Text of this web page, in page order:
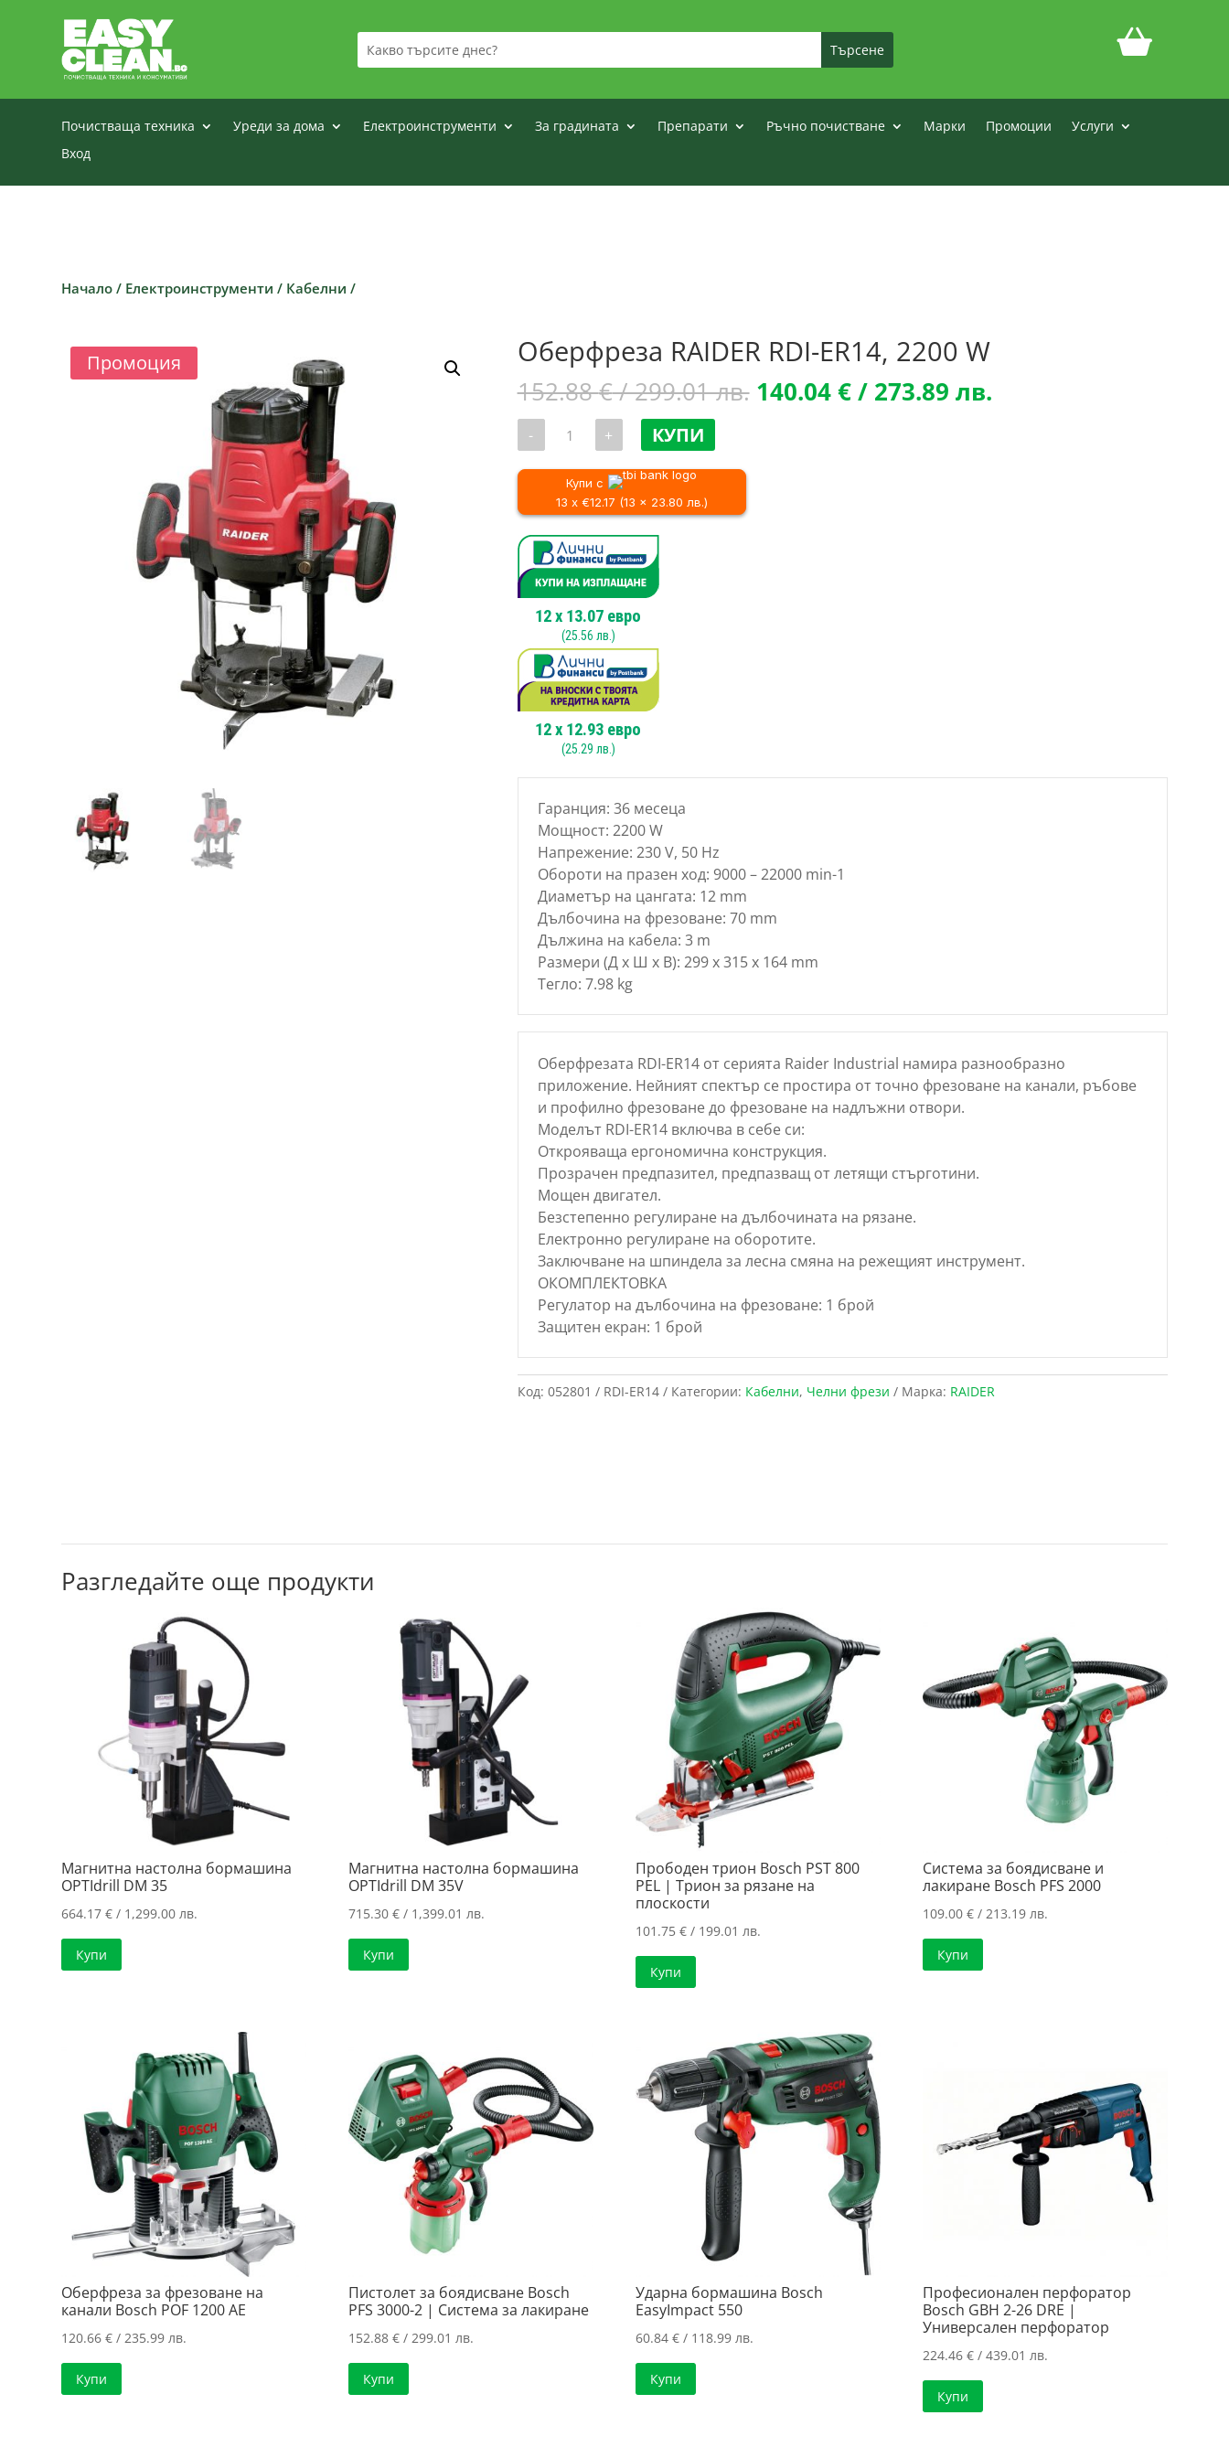
Почистваща техника Уреди за дома Електроинструменти За градината Препарати Ръчно почистване Марки Промоции
Услуги
Вход
Начало / Електроинструменти / Кабелни /
Промоция Оберфреза RAIDER RDI-ER14, 2200 W
152.88€/ 299.01 лв. Original
140.04€/ 273.89 лв.Текущата
- количество
Оберфреза
RAIDER
RDI-
ER14,
2200
+ КУПИ
Купи с
13 x €12.17 (13 x 23.80 лв.)
12x 13.07 евро
(25.56 лв.)
12x 12.93 евро
(25.29 лв.)
Гаранция: 36 месеца
Мощност: 2200 W
Напрежение: 230 V, 50 Hz
Обороти на празен ход: 9000 – 22000 min-1
Диаметър на цангата: 12 mm
Дълбочина на фрезоване: 70 mm
Дължина на кабела: 3 m
Размери (Д х Ш х В): 299 x 315 x 164 mm
Тегло: 7.98 kg
Оберфрезата RDI-ER14 от серията Raider Industrial намира разнообразнo
приложениe. Нейният спектър се простира от точно фрезоване на канали, ръбове
и профилно фрезоване до фрезоване на надлъжни отвори.
Моделът RDI-ER14 включва в себе си:
Открояваща ергономична конструкция.
Прозрачен предпазител, предпазващ от летящи стърготини.
Мощен двигател.
Безстепенно регулиране на дълбочината на рязане.
Електронно регулиране на оборотите.
Заключване на шпиндела за лесна смяна на режещият инструмент.
ОКОМПЛЕКТОВКА
Регулатор на дълбочина на фрезоване: 1 брой
Защитен екран: 1 брой
Код: 052801 / RDI-ER14 Категории: Кабелни, Челни фрези Марка: RAIDER
Разгледайте още продукти
Магнитна настолна бормашина
OPTIdrill DM 35
664.17€ / 1,299.00 лв.
Купи
Магнитна настолна бормашина
OPTIdrill DM 35V
715.30€ / 1,399.01 лв.
Купи
Прободен трион Bosch PST 800
PEL | Трион за рязане на
плоскости
101.75 €/ 199.01 лв.
Купи
Система за боядисване и
лакиране Bosch PFS 2000
109.00 €/ 213.19 лв.
Купи
Оберфреза за фрезоване на
канали Bosch POF 1200 AE
120.66€ / 235.99 лв.
Купи
Пистолет за боядисване Bosch
PFS 3000-2 | Система за лакиране
152.88€ / 299.01 лв.
Купи
Ударна бормашина Bosch
EasyImpact 550
60.84 €/ 118.99 лв.
Купи
Професионален перфоратор
Bosch GBH 2-26 DRE |
Универсален перфоратор
224.46 €/ 439.01 лв.
Купи